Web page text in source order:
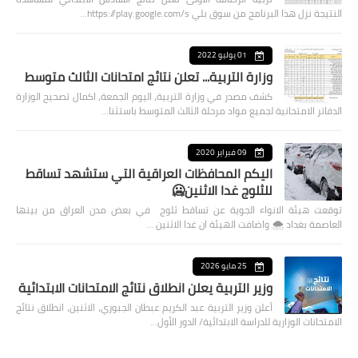
النتيجة نزل هذا البرنامج من سوق بلي https://play.google.com/s…
01 يوليو 2022
وزارة التربية... تعلن نتائج امتحانات الثالث متوسط
كشف مصدر في وزارة التربية، اليوم الجمعة، اكمال تصحيح الوزارة
الدفاتر الامتحانية لجميع مواد مرحلة الثالث المتوسط باستثنا…
09 فبراير 2020
اليكم المحافظات العراقية التي ستشهد تساقط
للثلوج غدا الاثنين🥶
توقعت هيئة الانواء الجوية عن تساقط ثلوج في بعض مدن العراق من بينها
العاصمة بغداد ⁦🌨️⁩ واضافت الهيئة ان غدا الاثنين …
25 مايو 2026
وزير التربية يعلن انطلاق نتائج الامتحانات الابتدائية
أعلن وزير التربية عبد الكريم عبطان الجبوري، الاثنين، انطلاق نتائج
الامتحانات الوزارية للدراسة الابتدائية/ الدور الأول…